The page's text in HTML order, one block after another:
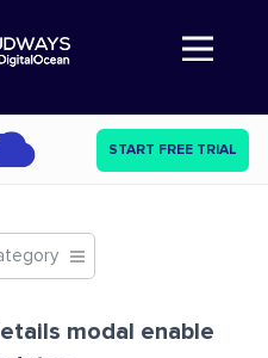
Abre a navegação
START FREE TRIAL
modal enable